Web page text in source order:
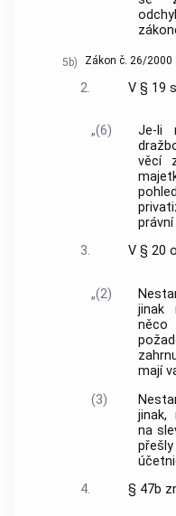
5b) Zákon č. 26/2000
2. V § 19
„(6)
Je-li
věcí
3.
V § 20
„(2)
jinak
něco
mají
(3)
jinak,
na
4.
§ 47b